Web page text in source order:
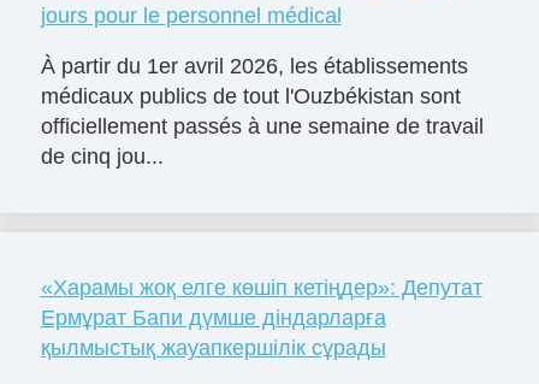
jours pour le personnel médical
À partir du 1er avril 2026, les établissements
médicaux publics de tout l'Ouzbékistan sont
officiellement passés à une semaine de travail
de cinq jou...
«Харамы жоқ елге көшіп кетіңдер»: Депутат
Ермұрат Бапи дүмше діндарларға
қылмыстық жауапкершілік сұрады